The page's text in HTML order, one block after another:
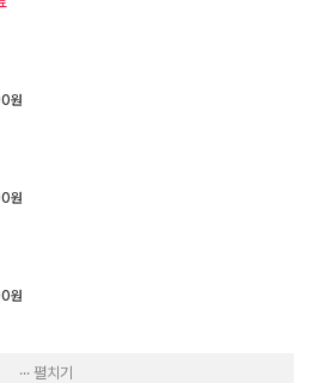
원
원
원
··· 펼치기